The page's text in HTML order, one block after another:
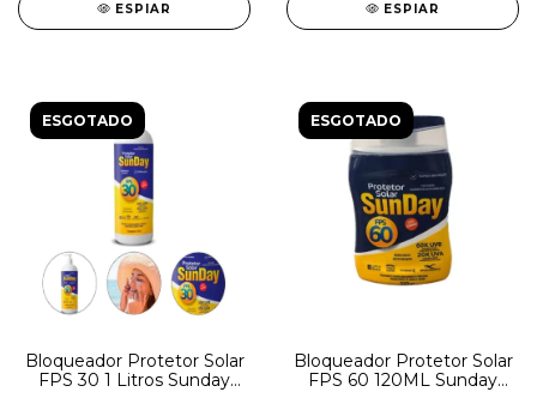
ESPIAR ESPIAR
ESGOTADO
Bloqueador Protetor Solar
FPS 30 1 Litros Sunday
ESGOTADO
Bloqueador Protetor Solar
FPS 60 120ML Sunday